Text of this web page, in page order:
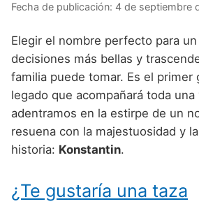
Nombres de niño que
Nombres de niño que
Nombres de niño que
Nombres de niño que
Nombres de niño que
Nombres de niño que
Nombres de Niño
Nombres de Niño
Nombres de Niño
Nombres de Niño
Nombres de Niño
Nombres de Niño
Nombres de Niño
Nombres de Niño
Nombres de Niño
Nombres de Niño
Nombres de Niño
Nombres de Niño
Nombres de Niño
Nombres de Niño
Nombres de Niño
Buscar
Fecha de publicación: 4 de septiembre
Elegir el nombre perfecto para
decisiones más bellas y
familia puede tomar. Es el primer
legado que acompañará toda una
adentramos en la estirpe de un
resuena con la majestuosidad y
historia: Konstantin.
¿Te gustaría una taza